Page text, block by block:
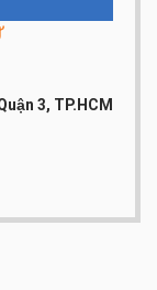
3, TP.HCM